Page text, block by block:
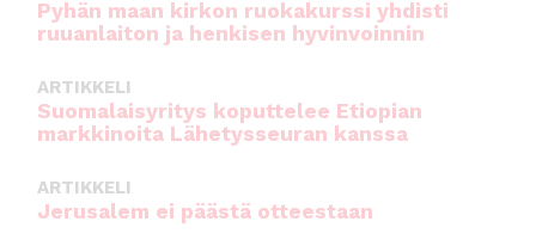
Pyhän maan kirkon ruokakurssi yhdisti
ruuanlaiton ja henkisen hyvinvoinnin
ARTIKKELI
Suomalaisyritys koputtelee Etiopian
markkinoita Lähetysseuran kanssa
ARTIKKELI
Jerusalem ei päästä otteestaan